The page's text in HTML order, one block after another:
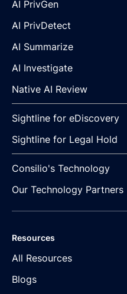
AI PrivGen
AI PrivDetect
AI Summarize
AI Investigate
Native AI Review
Sightline for eDiscovery
Sightline for Legal Hold
Consilio's Technology
Our Technology Partners
Resources
All Resources
Blogs